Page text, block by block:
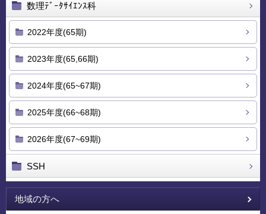
数理ﾃﾞｰﾀｻｲｴﾝｽ科
2022年度(65期)
2023年度(65,66期)
2024年度(65~67期)
2025年度(66~68期)
2026年度(67~69期)
SSH
地域の方へ